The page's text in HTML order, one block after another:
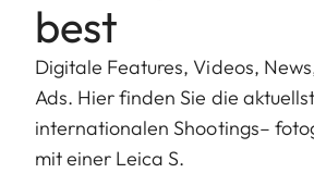
best
Digitale Features, Videos,
Ads. Hier finden Sie die
internationalen Shootings–
mit einer Leica S.